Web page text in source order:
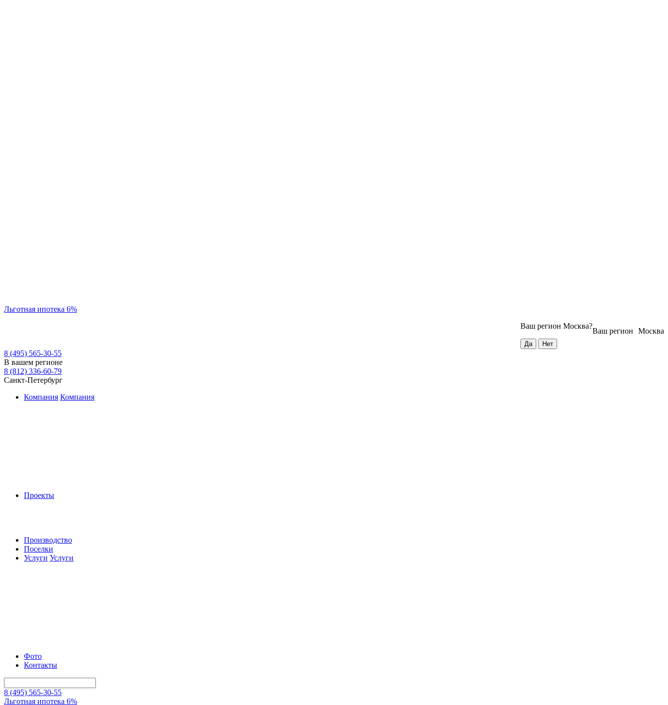
Льготная ипотека 6%
Москва
Ваш регион
Ваш регион Москва?
8 (495) 565-30-55
В вашем регионе
8 (812) 336-60-79
Санкт-Петербург
Компания Компания
Проекты
Производство
Поселки
Услуги Услуги
Фото
Контакты
8 (495) 565-30-55
Льготная ипотека 6%